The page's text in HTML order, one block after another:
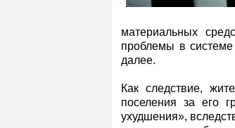
материальных
проблемы в системе
далее.
Как следствие,
поселения за его
ухудшения»,